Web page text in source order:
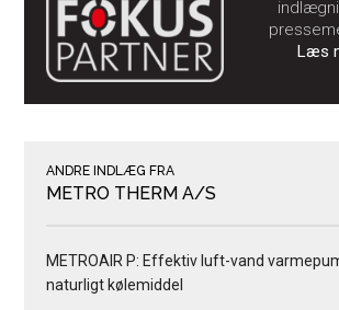
Læs
ANDRE INDLÆG FRA
METRO THERM A/S
METROAIR P: Effektiv luft-vand
naturligt kølemiddel